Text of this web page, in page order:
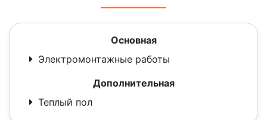
Основная
Электромонтажные работы
Дополнительная
Теплый пол